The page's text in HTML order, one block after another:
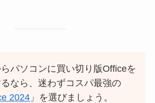
パソコンに買い切り版Officeを
なら、迷わずコスパ最強の
2024 」を選びましょう。